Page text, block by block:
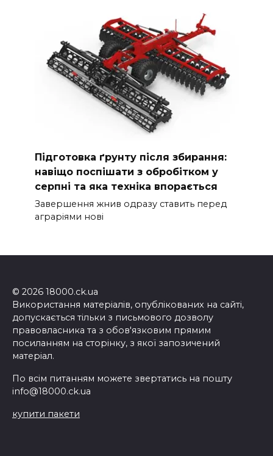
Підготовка ґрунту після збирання:
навіщо поспішати з обробітком у
серпні та яка техніка впорається
Завершення жнив одразу ставить перед
аграріями нові
© 2026 18000.ck.ua
Використання матеріалів, опублікованих на сайті,
допускається тільки з письмового дозволу
правовласника та з обов'язковим прямим
посиланням на сторінку, з якої запозичений
матеріал.
По всім питанням можете звертатись на пошту
info@18000.ck.ua
купити пакети